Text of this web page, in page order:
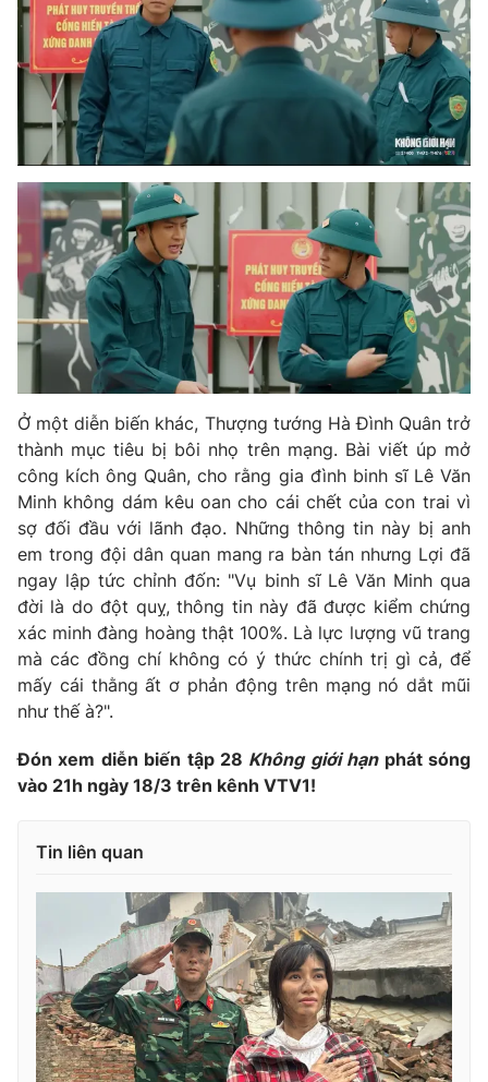
Ở một diễn biến khác, Thượng tướng Hà Đình Quân trở
thành mục tiêu bị bôi nhọ trên mạng. Bài viết úp mở
công kích ông Quân, cho rằng gia đình binh sĩ Lê Văn
Minh không dám kêu oan cho cái chết của con trai vì
sợ đối đầu với lãnh đạo. Những thông tin này bị anh
em trong đội dân quan mang ra bàn tán nhưng Lợi đã
ngay lập tức chỉnh đốn: "Vụ binh sĩ Lê Văn Minh qua
đời là do đột quỵ, thông tin này đã được kiểm chứng
xác minh đàng hoàng thật 100%. Là lực lượng vũ trang
mà các đồng chí không có ý thức chính trị gì cả, để
mấy cái thằng ất ơ phản động trên mạng nó dắt mũi
như thế à?".
Đón xem diễn biến tập 28 Không giới hạnphát sóng
vào 21h ngày 18/3 trên kênh VTV1!
Tin liên quan